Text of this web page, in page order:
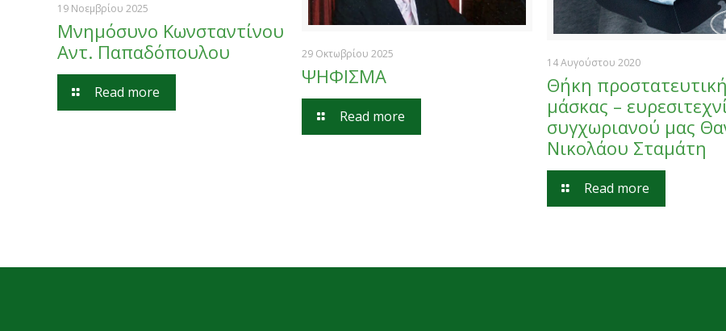
19 Νοεμβρίου 2025
Μνημόσυνο Κωνσταντίνου
Αντ. Παπαδόπουλου
Read more
29 Οκτωβρίου 2025
ΨΗΦΙΣΜΑ
Read more
14 Αυγούστου 2020
Θήκη
μάσκας –
συγχωριανού μας
Νικολάου Σταμάτη
Read more